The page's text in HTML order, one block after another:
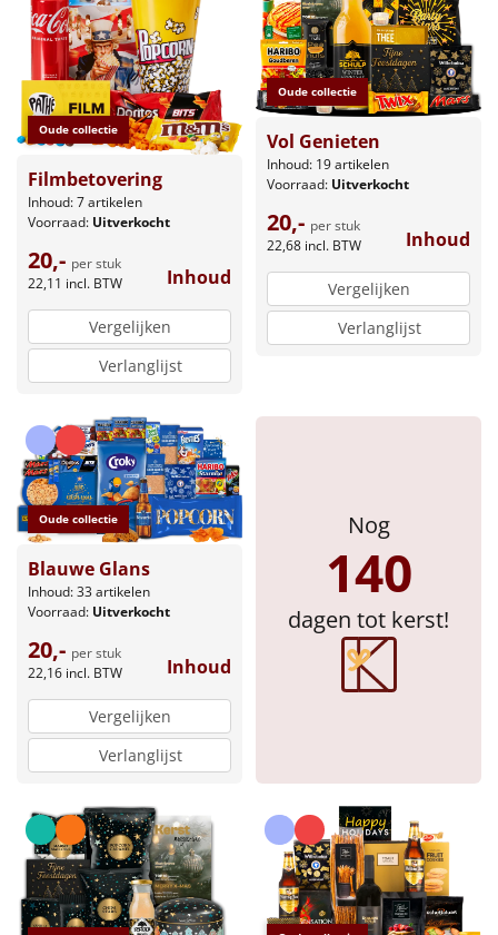
Wake up light
NIEUW
Borrelplank
Warmtekussen
NIEUW
Slowcooker POPULAIR
Noodradio
Deken (fleece plaid)
Alle artikelen
Ideeën
Personeel
Doe het zelf
Sinterklaaspakketten
Particulier
Kerstgeschenken 2026
Relatiegeschenken
Cadeaubon
Per stuk
Oude collectie
Filmbetovering
Inhoud: 7 artikelen
Voorraad: Uitverkocht
20,- per stuk
22,11 incl. BTW Inhoud
Vergelijken
Verlanglijst
Oude collectie
Vol Genieten
Inhoud: 19 artikelen
Voorraad: Uitverkocht
20,- per stuk
22,68 incl. BTW Inhoud
Vergelijken
Verlanglijst
Oude collectie
Blauwe Glans
Inhoud: 33 artikelen
Voorraad: Uitverkocht
20,- per stuk
22,16 incl. BTW Inhoud
Vergelijken
Verlanglijst
Nog
140
dagen tot kerst!